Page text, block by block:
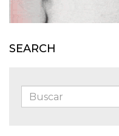
SEARCH
Buscar: